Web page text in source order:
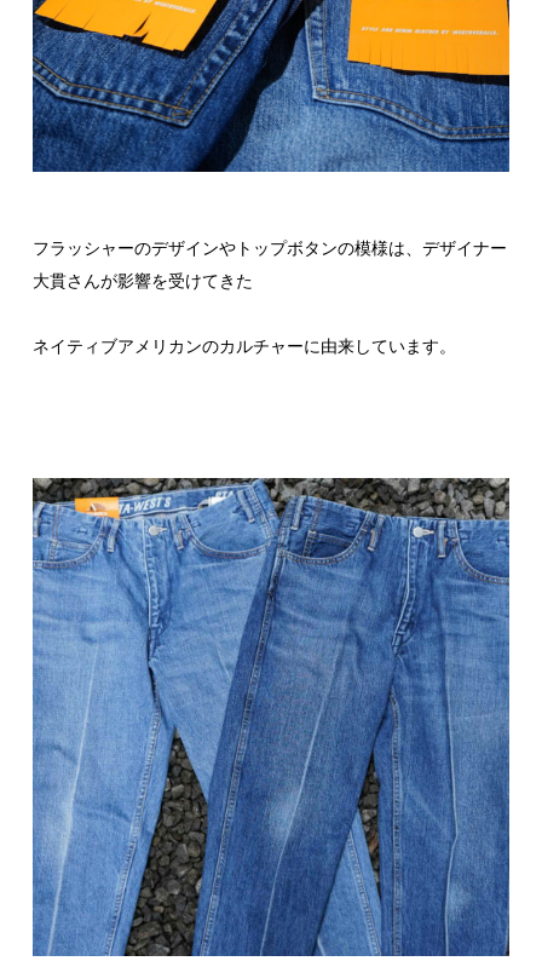
フラッシャーのデザインやトップボタンの模様は、デザイナー
大貫さんが影響を受けてきた
ネイティブアメリカンのカルチャーに由来しています。